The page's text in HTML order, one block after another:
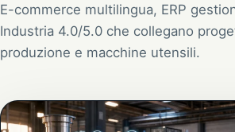
E-commerce multilingua, ERP
Industria 4.0/5.0 che collegano
produzione e macchine utensili.